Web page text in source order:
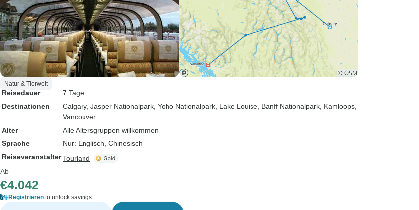
Natur & Tierwelt
Reisedauer
7 Tage
Destinationen
Calgary, Jasper Nationalpark , Yoho Nationalpark , Lake Louise , Banff Nationalpark , Kamloops
Vancouver
Alter
Alle Altersgruppen willkommen
Sprache
Nur: Englisch, Chinesisch
ReiseveranstalterTourland
Ab
€4.042
Registrieren to unlock savings